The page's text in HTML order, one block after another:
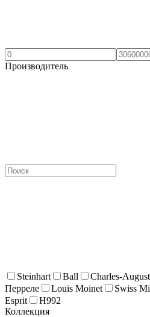
Производитель
Steinhart Ball Charles-
Перреле
Louis Moinet Swiss
Esprit
H992
Коллекция